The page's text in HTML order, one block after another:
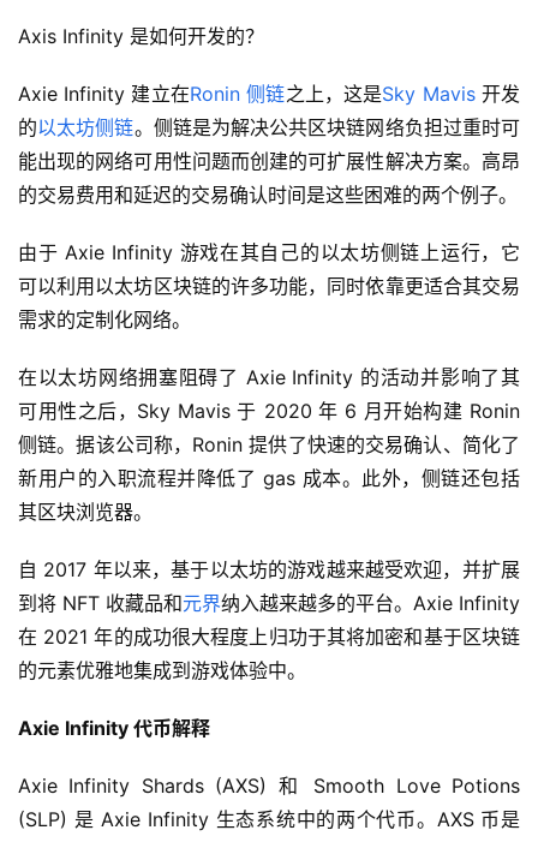
Axis Infinity 是如何开发的？
Axie Infinity 建立在Ronin 侧链之上，这是Sky Mavis 开发
的以太坊侧链。侧链是为解决公共区块链网络负担过重时可
能出现的网络可用性问题而创建的可扩展性解决方案。高昂
的交易费用和延迟的交易确认时间是这些困难的两个例子。
由于 Axie Infinity 游戏在其自己的以太坊侧链上运行，它
可以利用以太坊区块链的许多功能，同时依靠更适合其交易
需求的定制化网络。
在以太坊网络拥塞阻碍了 Axie Infinity 的活动并影响了其
可用性之后，Sky Mavis 于 2020 年 6 月开始构建 Ronin
侧链。据该公司称，Ronin 提供了快速的交易确认、简化了
新用户的入职流程并降低了 gas 成本。此外，侧链还包括
其区块浏览器。
自 2017 年以来，基于以太坊的游戏越来越受欢迎，并扩展
到将 NFT 收藏品和元界纳入越来越多的平台。Axie Infinity
在 2021 年的成功很大程度上归功于其将加密和基于区块链
的元素优雅地集成到游戏体验中。
Axie Infinity 代币解释
Axie Infinity Shards (AXS) 和 Smooth Love Potions
(SLP) 是 Axie Infinity 生态系统中的两个代币。AXS 币是